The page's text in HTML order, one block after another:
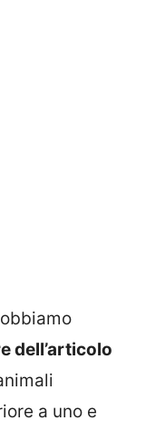
dell’articolo
a uno e